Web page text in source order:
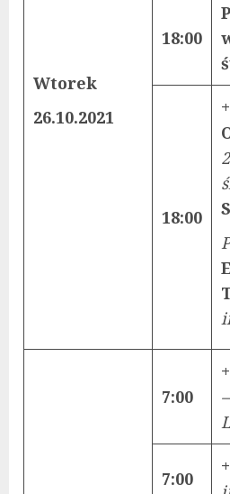
Wtorek
26.10.2021
18:00
18:00
7:00
7:00